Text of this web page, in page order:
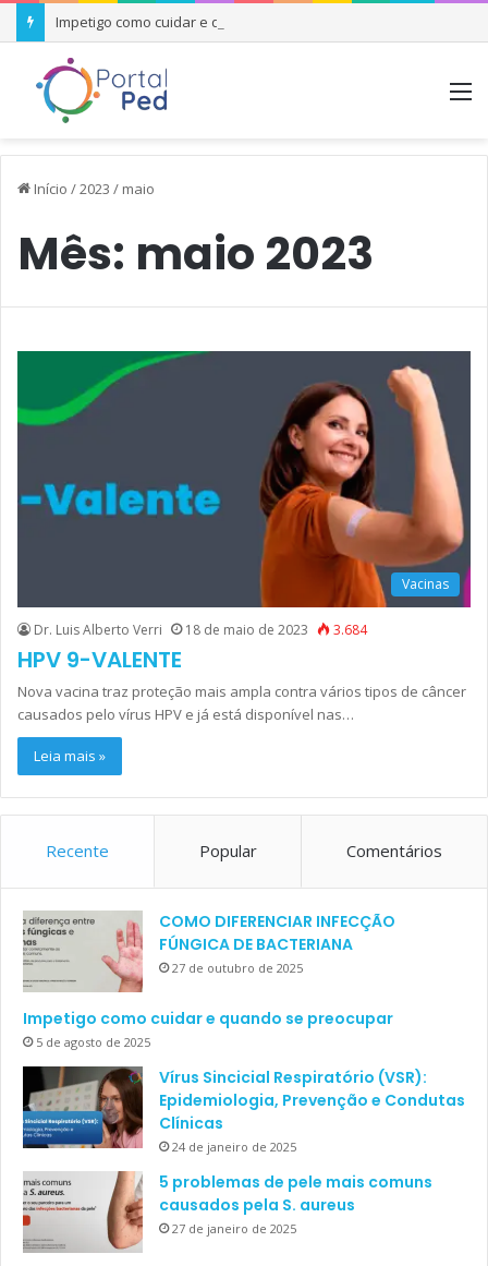
Impetigo como cuidar e quando se preocupar
Início /2023 / maio
Mês: maio 2023
Vacinas
Dr. Luis Alberto Verri 18 de maio de 2023 3.684
HPV 9-VALENTE
Nova vacina traz proteção mais ampla contra vários tipos de câncer
causados pelo vírus HPV e já está disponível nas…
Leia mais »
Recente Popular Comentários
COMO DIFERENCIAR INFECÇÃO
FÚNGICA DE BACTERIANA
27 de outubro de 2025
Impetigo como cuidar e quando se preocupar
5 de agosto de 2025
Vírus Sincicial Respiratório (VSR):
Epidemiologia, Prevenção e Condutas
Clínicas
24 de janeiro de 2025
5 problemas de pele mais comuns
causados pela S. aureus
27 de janeiro de 2025